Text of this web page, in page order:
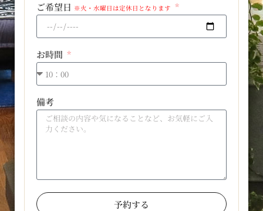
ご希望日 ※火・水曜日は定休日となります
お時間
備考
予約する